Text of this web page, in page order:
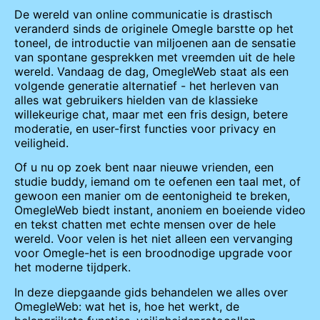
De wereld van online communicatie is drastisch
veranderd sinds de originele Omegle barstte op het
toneel, de introductie van miljoenen aan de sensatie
van spontane gesprekken met vreemden uit de hele
wereld. Vandaag de dag, OmegleWeb staat als een
volgende generatie alternatief - het herleven van
alles wat gebruikers hielden van de klassieke
willekeurige chat, maar met een fris design, betere
moderatie, en user-first functies voor privacy en
veiligheid.
Of u nu op zoek bent naar nieuwe vrienden, een
studie buddy, iemand om te oefenen een taal met, of
gewoon een manier om de eentonigheid te breken,
OmegleWeb biedt instant, anoniem en boeiende video
en tekst chatten met echte mensen over de hele
wereld. Voor velen is het niet alleen een vervanging
voor Omegle-het is een broodnodige upgrade voor
het moderne tijdperk.
In deze diepgaande gids behandelen we alles over
OmegleWeb: wat het is, hoe het werkt, de